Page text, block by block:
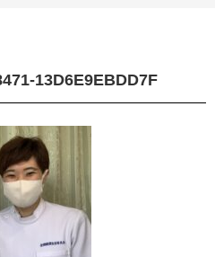
13D6E9EBDD7F